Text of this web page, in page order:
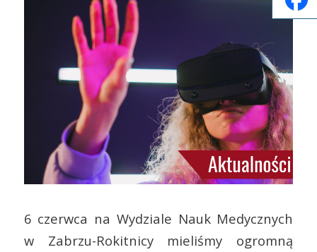
6 czerwca na Wydziale Nauk Medycznych
w Zabrzu-Rokitnicy mieliśmy ogromną